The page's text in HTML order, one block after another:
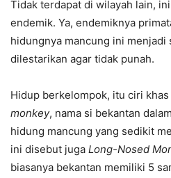
Tidak terdapat di wilayah lain,
endemik. Ya, endemiknya
hidungnya mancung ini
dilestarikan agar tidak punah.
Hidup berkelompok, itu ciri khas
monkey, nama si bekantan
hidung mancung yang sedikit
ini disebut juga Long-Nosed
biasanya bekantan memiliki 5